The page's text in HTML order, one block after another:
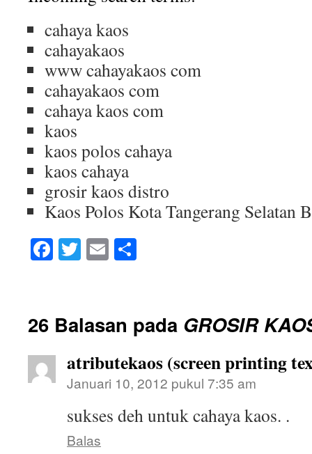
cahaya kaos
cahayakaos
www cahayakaos com
cahayakaos com
cahaya kaos com
kaos
kaos polos cahaya
kaos cahaya
grosir kaos distro
Kaos Polos Kota Tangerang Selatan
Facebook
Twitter
Email
26 Balasan pada GROSIR
atributekaos (screen printing
Januari 10, 2012 pukul 7:35 am
sukses deh untuk cahaya kaos. .
Balas